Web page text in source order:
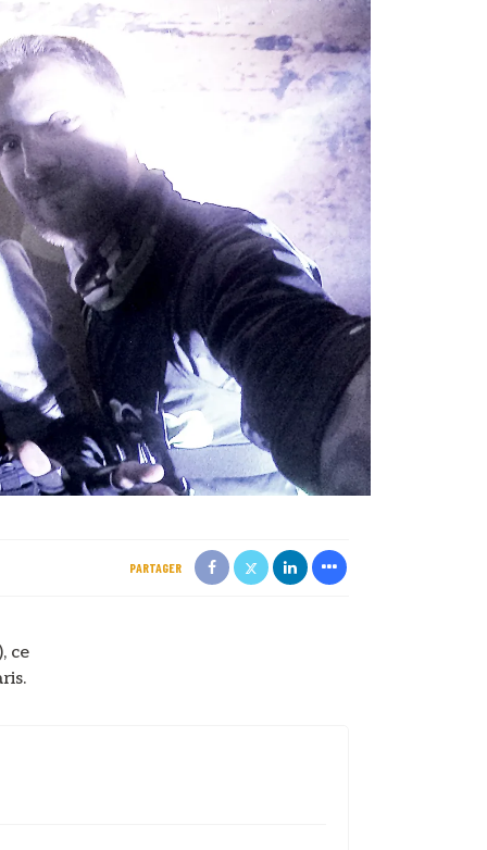
PARTAGER
ce